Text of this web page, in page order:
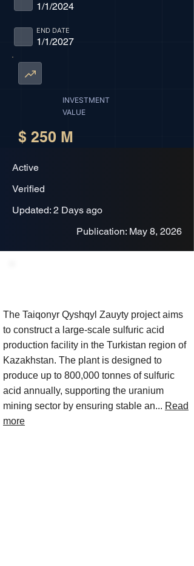
1/1/2024
1/1/2027
END DATE
INVESTMENT
VALUE
$ 250 M
Active
Verified
Updated: 2 Days ago
Publication: May 8, 2026
The Taiqonyr Qyshqyl Zauyty project aims
to construct a large-scale sulfuric acid
production facility in the Turkistan region of
Kazakhstan. The plant is designed to
produce up to 800,000 tonnes of sulfuric
acid annually, supporting the uranium
mining sector by ensuring stable an... Read
more